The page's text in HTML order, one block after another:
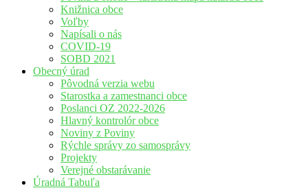
Knižnica obce
Voľby
Napísali o nás
COVID-19
SOBD 2021
Obecný úrad
Pôvodná verzia webu
Starostka a zamestnanci obce
Poslanci OZ 2022-2026
Hlavný kontrolór obce
Noviny z Poviny
Rýchle správy zo samosprávy
Projekty
Verejné obstarávanie
Úradná Tabuľa